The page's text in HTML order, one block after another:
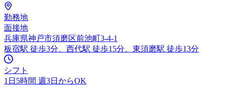
勤務地
面接地
兵庫県神戸市須磨区前池町3-4-1
板宿駅 徒歩3分、西代駅 徒歩15分、東須磨駅 徒歩13分
シフト
1日5時間 週3日からOK